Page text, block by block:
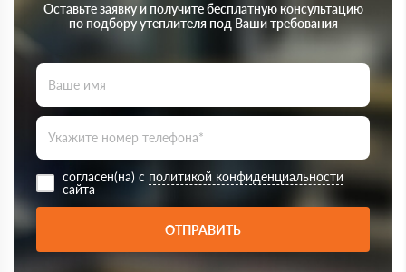
Оставьте заявку и получите бесплатную консультацию
по подбору утеплителя под Ваши требования
согласен(на) с политикой конфиденциальности
сайта
ОТПРАВИТЬ